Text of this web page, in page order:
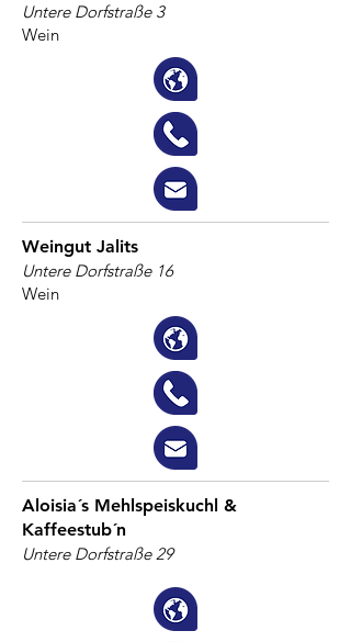
Untere Dorfstraße 3
Wein
Weingut Jalits
Untere Dorfstraße 16
Wein
Aloisia´s Mehlspeiskuchl &
Kaffeestub´n
Untere Dorfstraße 29